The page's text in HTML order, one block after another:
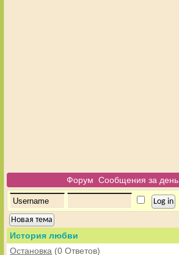
Форум Сообщения за день
Новая тема
История любви
Остановка (0 Ответов)